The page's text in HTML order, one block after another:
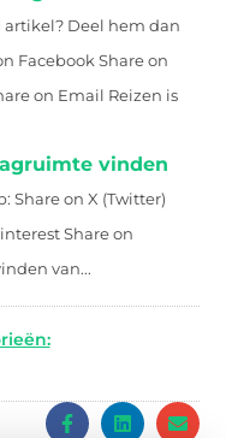
artikel? Deel hem dan
Facebook Share on
on Email Reizen is
vinden
Share on X (Twitter)
Share on
van...